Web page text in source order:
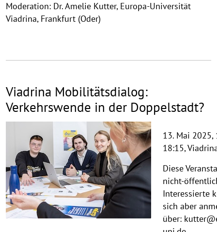
Moderation: Dr. Amelie Kutter, Europa-Universität
Viadrina, Frankfurt (Oder)
Viadrina Mobilitätsdialog:
Verkehrswende in der Doppelstadt?
13. Mai 2025,
18:15,
Diese
nicht-
Interessierte
sich aber
über: